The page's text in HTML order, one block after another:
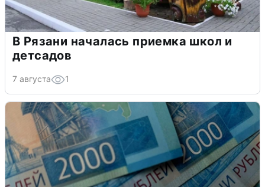
В Рязани началась приемка школ и
детсадов
7 августа 1